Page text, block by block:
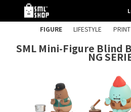
FIGURE LIFESTYLE PRINT
SML Mini-Figure Blind
NG